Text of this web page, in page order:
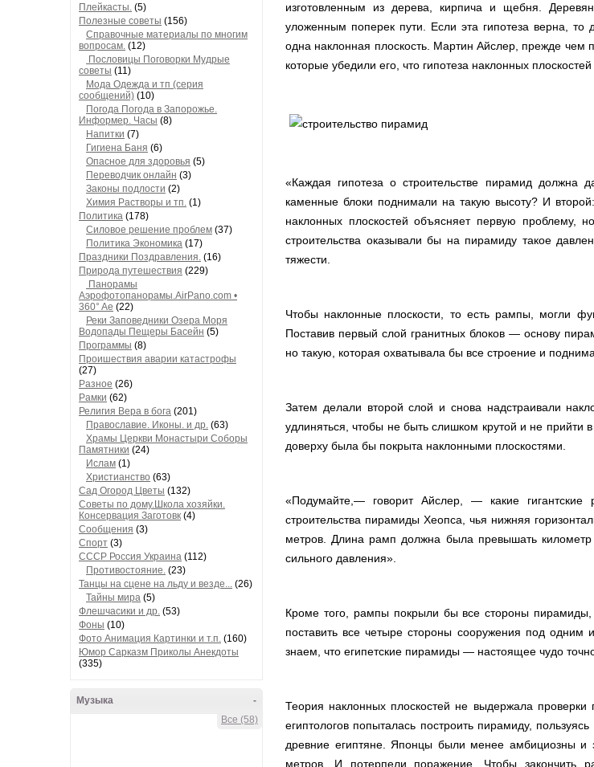
Плейкасты. (5)
Полезные советы (156)
Справочные материалы по многим
вопросам. (12)
Пословицы Поговорки Мудрые
советы (11)
Мода Одежда и тп (серия
сообщений) (10)
Погода Погода в Запорожье.
Информер. Часы (8)
Напитки (7)
Гигиена Баня (6)
Опасное для здоровья (5)
Переводчик онлайн (3)
Законы подлости (2)
Химия Растворы и тп. (1)
Политика (178)
Силовое решение проблем (37)
Политика Экономика (17)
Праздники Поздравления. (16)
Природа путешествия (229)
Панорамы
Аэрофотопанорамы.AirPano.com •
360° Ae (22)
Реки Заповедники Озера Моря
Водопады Пещеры Басейн (5)
Программы (8)
Проишествия аварии катастрофы
(27)
Разное (26)
Рамки (62)
Религия Вера в бога (201)
Православие. Иконы. и др. (63)
Храмы Церкви Монастыри Соборы
Памятники (24)
Ислам (1)
Христианство (63)
Сад Огород Цветы (132)
Советы по дому.Школа хозяйки.
Консервация Заготовк (4)
Сообщения (3)
Спорт (3)
СССР Россия Украина (112)
Противостояние. (23)
Танцы на сцене на льду и везде... (26)
Тайны мира (5)
Флешчасики и др. (53)
Фоны (10)
Фото Анимация Картинки и т.п. (160)
Юмор Сарказм Приколы Анекдоты
(335)
-
Музыка
Все (58)
изготовленным из дерева, кирпича и щебня.
уложенным поперек пути. Если эта гипотеза верна,
одна наклонная плоскость. Мартин Айслер, прежде чем
которые убедили его, что гипотеза наклонных
«Каждая гипотеза о строительстве пирамид
каменные блоки поднимали на такую высоту? И
наклонных плоскостей объясняет первую проблему,
строительства оказывали бы на пирамиду такое
тяжести.
Чтобы наклонные плоскости, то есть рампы, могли
Поставив первый слой гранитных блоков — основу
но такую, которая охватывала бы все строение и
Затем делали второй слой и снова надстраивали
удлиняться, чтобы не быть слишком крутой и не прийти
доверху была бы покрыта наклонными плоскостями.
«Подумайте,— говорит Айслер, — какие
строительства пирамиды Хеопса, чья нижняя
метров. Длина рамп должна была превышать
сильного давления».
Кроме того, рампы покрыли бы все стороны
поставить все четыре стороны сооружения под
знаем, что египетские пирамиды — настоящее чудо
Теория наклонных плоскостей не выдержала проверки
египтологов попыталась построить пирамиду,
древние египтяне. Японцы были менее амбициозны и
метров. И потерпели поражение. Чтобы закончить